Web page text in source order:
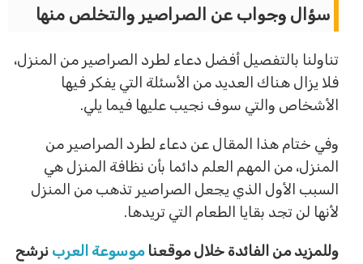
سؤال وجواب عن الصراصير والتخلص منها
تناولنا بالتفصيل أفضل دعاء لطرد الصراصير من المنزل،
فلا يزال هناك العديد من الأسئلة التي يفكر فيها
الأشخاص والتي سوف نجيب عليها فيما يلي.
وفي ختام هذا المقال عن دعاء لطرد الصراصير من
المنزل، من المهم العلم دائما بأن نظافة المنزل هي
السبب الأول الذي يجعل الصراصير تذهب من المنزل
لأنها لن تجد بقايا الطعام التي تريدها.
وللمزيد من الفائدة خلال موقعناموسوعة العربنرشح